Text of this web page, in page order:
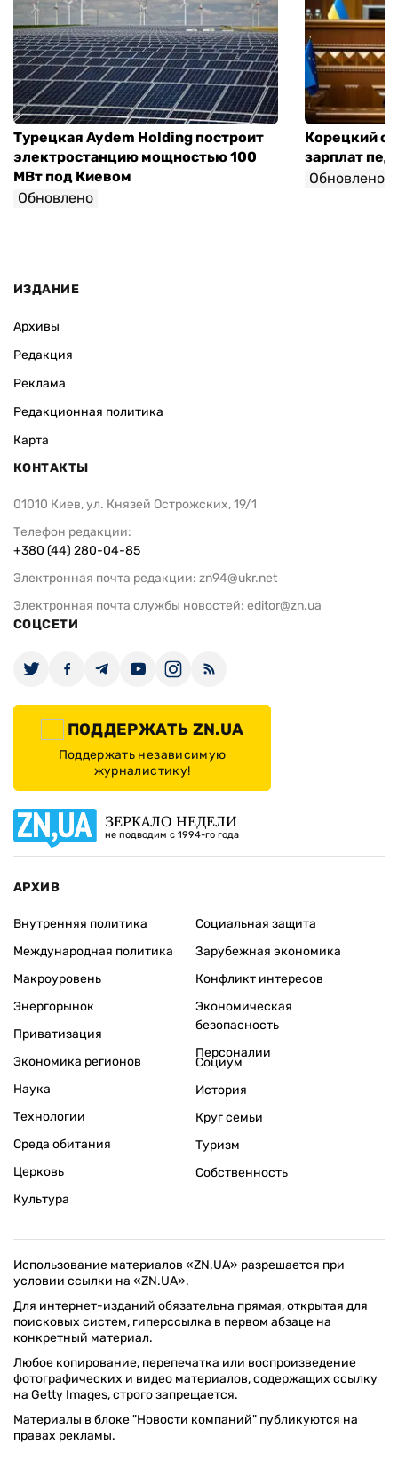
Турецкая Aydem Holding построит
электростанцию мощностью 100
МВт под Киевом
Обновлено
Корецкий
зарплат
Обновлено
ИЗДАНИЕ
Архивы
Редакция
Реклама
Редакционная политика
Карта
КОНТАКТЫ
01010 Киев, ул. Князей Острожских, 19/1
Телефон редакции:
+380 (44) 280-04-85
Электронная почта редакции: zn94@ukr.net
Электронная почта службы новостей: editor@zn.ua
СОЦСЕТИ
ПОДДЕРЖАТЬ ZN.UA
Поддержать независимую
журналистику!
ЗЕРКАЛО НЕДЕЛИ
не подводим с 1994-го года
АРХИВ
Внутренняя политика
Международная политика
Макроуровень
Энергорынок
Приватизация
Экономика регионов
Социальная защита
Зарубежная экономика
Конфликт интересов
Экономическая
безопасность
Персоналии
Наука
Технологии
Среда обитания
Церковь
Культура
Социум
История
Круг семьи
Туризм
Собственность
Использование материалов «ZN.UA» разрешается при
условии ссылки на «ZN.UA».
Для интернет-изданий обязательна прямая, открытая для
поисковых систем, гиперссылка в первом абзаце на
конкретный материал.
Любое копирование, перепечатка или воспроизведение
фотографических и видео материалов, содержащих ссылку
на Getty Images, строго запрещается.
Материалы в блоке "Новости компаний" публикуются на
правах рекламы.